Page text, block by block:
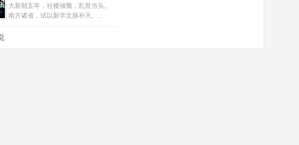
大新朝五年，社稷倾颓，乱世当头。
南方诸省，试以新学文脉补天。...